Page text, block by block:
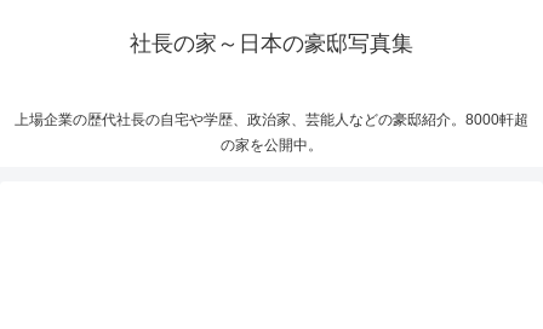
社長の家～日本の豪邸写真集
上場企業の歴代社長の自宅や学歴、政治家、芸能人などの豪邸紹介。8000軒超
の家を公開中。